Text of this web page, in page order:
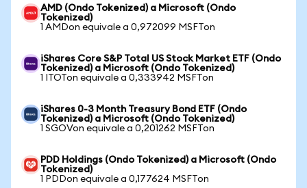
AMD (Ondo Tokenized) a Microsoft (Ondo
Tokenized)
1 AMDon equivale a 0,972099 MSFTon
iShares Core S&P Total US Stock Market ETF (Ondo
Tokenized) a Microsoft (Ondo Tokenized)
1 ITOTon equivale a 0,333942 MSFTon
iShares 0-3 Month Treasury Bond ETF (Ondo
Tokenized) a Microsoft (Ondo Tokenized)
1 SGOVon equivale a 0,201262 MSFTon
PDD Holdings (Ondo Tokenized) a Microsoft (Ondo
Tokenized)
1 PDDon equivale a 0,177624 MSFTon